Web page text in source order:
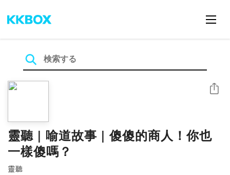
靈聽 | 喻道故事 | 傻傻的商人！你也
一樣傻嗎？
靈聽
シェア